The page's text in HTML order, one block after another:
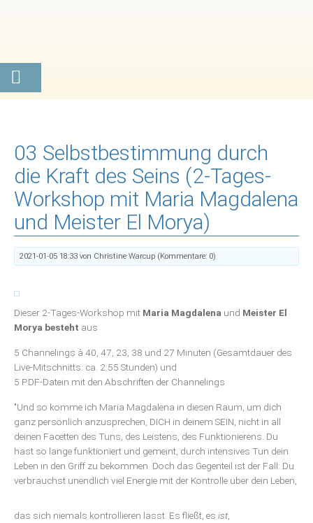
03 Selbstbestimmung durch
die Kraft des Seins (2-Tages-
Workshop mit Maria Magdalena
und Meister El Morya)
2021-01-05 18:33 von Christine Warcup (Kommentare: 0)
Dieser 2-Tages-Workshop mit Maria Magdalena und Meister El
Morya besteht aus
5 Channelings à 40, 47, 23, 38 und 27 Minuten (Gesamtdauer des
Live-Mitschnitts: ca. 2:55 Stunden) und
5 PDF-Datein mit den Abschriften der Channelings
"Und so komme ich Maria Magdalena in diesen Raum, um dich
ganz persönlich anzusprechen, DICH in deinem SEIN, nicht in all
deinen Facetten des Tuns, des Leistens, des Funktionierens. Du
hast so lange funktioniert und gemeint, durch intensives Tun dein
Leben in den Griff zu bekommen. Doch das Gegenteil ist der Fall: Du
verbrauchst unendlich viel Energie mit der Kontrolle über dein Leben,
das sich niemals kontrollieren lässt. Es fließt, es ist